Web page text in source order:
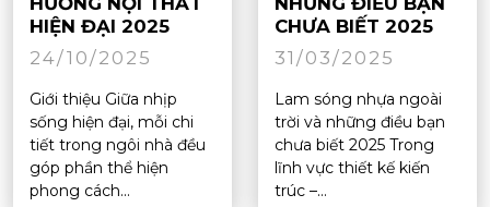
HIỆN ĐẠI 2025
24/10/2025
Giới thiệu Giữa nhịp
sống hiện đại, mỗi chi
tiết trong ngôi nhà đều
góp phần thể hiện
phong cách...
CHƯA BIẾT 2025
31/03/2025
Lam sóng nhựa ngoài
trời và những điều bạn
chưa biết 2025 Trong
lĩnh vực thiết kế kiến
trúc –...